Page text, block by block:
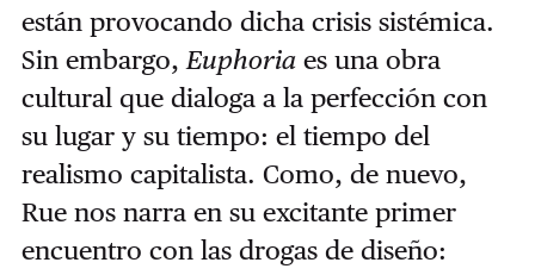
están provocando dicha crisis sistémica.
Sin embargo, Euphoriaes una obra
cultural que dialoga a la perfección con
su lugar y su tiempo: el tiempo del
realismo capitalista. Como, de nuevo,
Rue nos narra en su excitante primer
encuentro con las drogas de diseño: